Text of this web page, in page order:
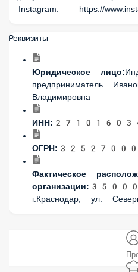
Реквизиты
предприниматель
ИНН:271016034663
ОГРН:
Фактическое
организации:350000,
г.Краснодар, ул. Северная,
Меню